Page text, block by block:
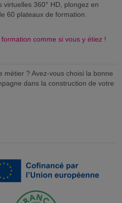
virtuelles 360° HD, plongez en
60 plateaux de formation.
comme si vous y étiez !
métier ? Avez-vous choisi la bonne
dans la construction de votre